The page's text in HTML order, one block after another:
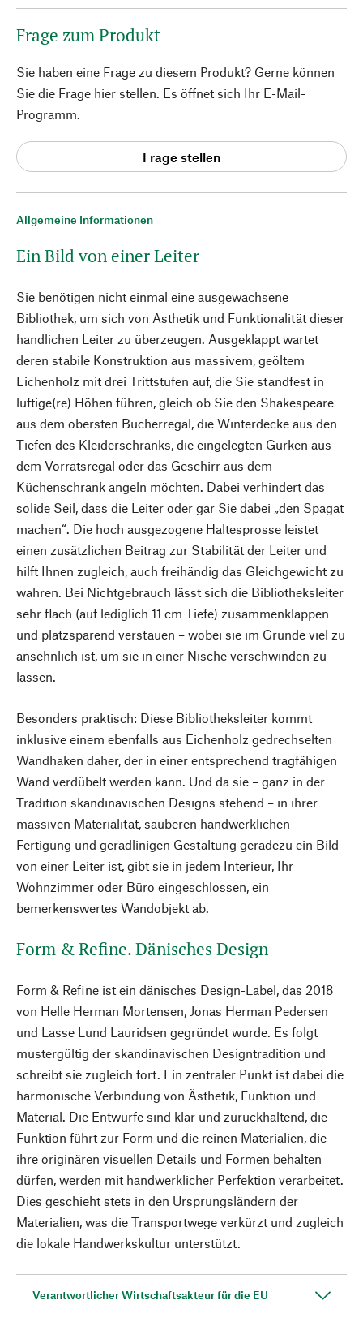
Allgemeine Informationen
Ein Bild von einer Leiter
Sie benötigen nicht einmal eine ausgewachsene
Bibliothek, um sich von Ästhetik und Funktionalität dieser
handlichen Leiter zu überzeugen. Ausgeklappt wartet
deren stabile Konstruktion aus massivem, geöltem
Eichenholz mit drei Trittstufen auf, die Sie standfest in
luftige(re) Höhen führen, gleich ob Sie den Shakespeare
aus dem obersten Bücherregal, die Winterdecke aus den
Tiefen des Kleiderschranks, die eingelegten Gurken aus
dem Vorratsregal oder das Geschirr aus dem
Küchenschrank angeln möchten. Dabei verhindert das
solide Seil, dass die Leiter oder gar Sie dabei „den Spagat
machen“. Die hoch ausgezogene Haltesprosse leistet
einen zusätzlichen Beitrag zur Stabilität der Leiter und
hilft Ihnen zugleich, auch freihändig das Gleichgewicht zu
wahren. Bei Nichtgebrauch lässt sich die Bibliotheksleiter
sehr flach (auf lediglich 11 cm Tiefe) zusammenklappen
und platzsparend verstauen – wobei sie im Grunde viel zu
ansehnlich ist, um sie in einer Nische verschwinden zu
lassen.
Besonders praktisch: Diese Bibliotheksleiter kommt
inklusive einem ebenfalls aus Eichenholz gedrechselten
Wandhaken daher, der in einer entsprechend tragfähigen
Wand verdübelt werden kann. Und da sie – ganz in der
Tradition skandinavischen Designs stehend – in ihrer
massiven Materialität, sauberen handwerklichen
Fertigung und geradlinigen Gestaltung geradezu ein Bild
von einer Leiter ist, gibt sie in jedem Interieur, Ihr
Wohnzimmer oder Büro eingeschlossen, ein
bemerkenswertes Wandobjekt ab.
Form & Refine. Dänisches Design
Form & Refine ist ein dänisches Design-Label, das 2018
von Helle Herman Mortensen, Jonas Herman Pedersen
und Lasse Lund Lauridsen gegründet wurde. Es folgt
mustergültig der skandinavischen Designtradition und
schreibt sie zugleich fort. Ein zentraler Punkt ist dabei die
harmonische Verbindung von Ästhetik, Funktion und
Material. Die Entwürfe sind klar und zurückhaltend, die
Funktion führt zur Form und die reinen Materialien, die
ihre originären visuellen Details und Formen behalten
dürfen, werden mit handwerklicher Perfektion verarbeitet.
Dies geschieht stets in den Ursprungsländern der
Materialien, was die Transportwege verkürzt und zugleich
die lokale Handwerkskultur unterstützt.
Verantwortlicher Wirtschaftsakteur für die EU
Frage zum Produkt
Sie haben eine Frage zu diesem Produkt? Gerne können
Sie die Frage hier stellen. Es öffnet sich Ihr E-Mail-
Programm.
Frage stellen